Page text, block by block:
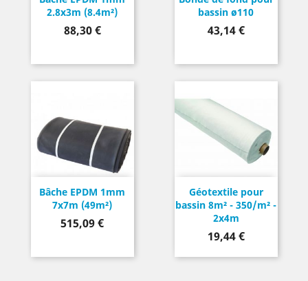
2.8x3m (8.4m²)
Prix
88,30 €
bassin ø110
Prix
43,14 €
Bâche EPDM 1mm
7x7m (49m²)
Prix
515,09 €
Géotextile pour
bassin 8m² - 350/m² -
2x4m
Prix
19,44 €